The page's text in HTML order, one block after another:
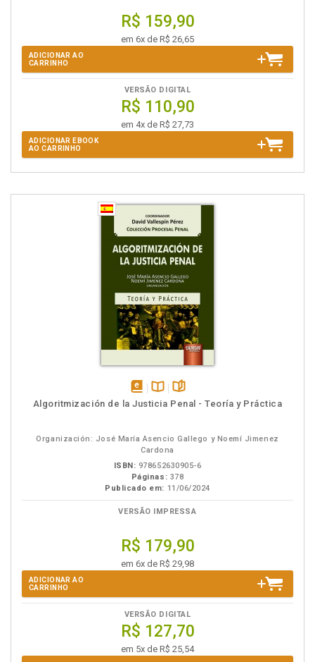
R$ 159,90
em 6x de R$ 26,65
ADICIONAR AO
CARRINHO
VERSÃO DIGITAL
R$ 110,90
em 4x de R$ 27,73
ADICIONAR EBOOK
AO CARRINHO
disponívelDisponível
páginas
Algoritmización de la Justicia Penal - Teoría y Práctica
Organización: José María Asencio Gallego y Noemí Jimenez
Cardona
ISBN: 978652630905-6
Páginas: 378
Publicado em: 11/06/2024
VERSÃO IMPRESSA
R$ 179,90
em 6x de R$ 29,98
ADICIONAR AO
CARRINHO
VERSÃO DIGITAL
R$ 127,70
em 5x de R$ 25,54